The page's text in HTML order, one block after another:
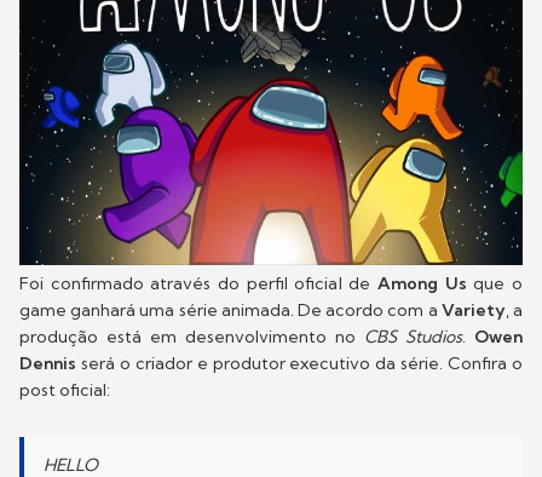
Foi confirmado através do perfil oficial de Among Usque o
game ganhará uma série animada. De acordo com a Variety, a
produção está em desenvolvimento no CBS Studios. Owen
Dennis será o criador e produtor executivo da série. Confira o
post oficial:
HELLO